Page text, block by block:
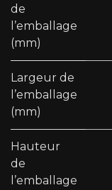
de
l’emballage
(mm)
Largeur de
l’emballage
(mm)
Hauteur
de
l’emballage